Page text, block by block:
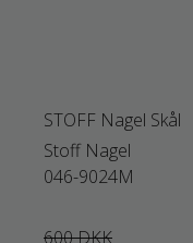
STOFF Nagel Skål
Stoff Nagel
046-9024M
600 DKK